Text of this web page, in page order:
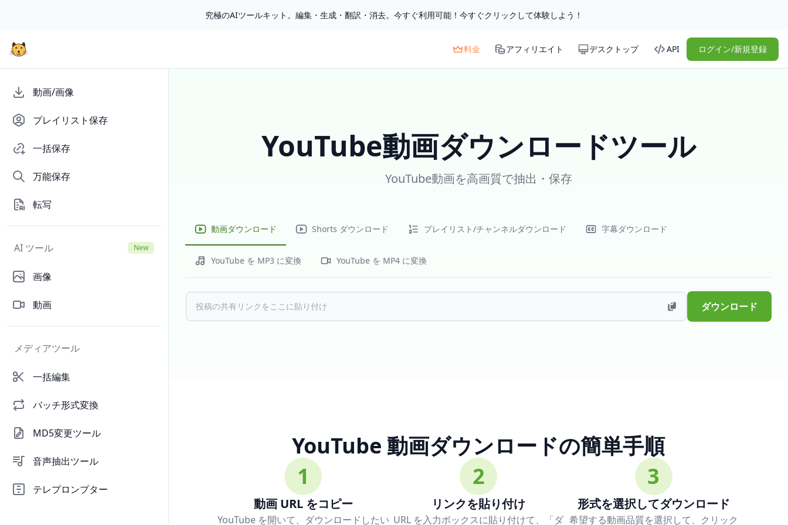
究極のAIツールキット。編集・生成・翻訳・消去。今すぐ利用可能！今すぐクリックして体験しよう！
料金 アフィリエイト デスクトップ API ログイン/新規登録
動画/画像
プレイリスト保存
一括保存
万能保存
転写
AI ツール New
画像
動画
メディアツール
一括編集
バッチ形式変換
MD5変更ツール
音声抽出ツール
テレプロンプター
YouTube動画ダウンロードツール
YouTube動画を高画質で抽出・保存
動画ダウンロード Shorts ダウンロード プレイリスト/チャンネルダウンロード 字幕ダウンロード
YouTube を MP3 に変換 YouTube を MP4 に変換
ダウンロード
YouTube 動画ダウンロードの簡単手順
1
動画 URL をコピー
YouTube を開いて、ダウンロードしたい
2
リンクを貼り付け
URL を入力ボックスに貼り付けて、「ダ
3
形式を選択してダウンロード
希望する動画品質を選択して、クリック